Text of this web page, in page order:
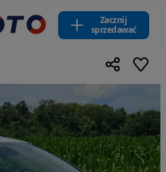
Zacznij
sprzedawać